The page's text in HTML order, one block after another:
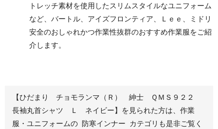
レディース作業着
ブルゾン
ジャンパー
秋冬長袖
シャツ
トレッチ素材を使用したスリムスタイルなユニフォーム
など、バートル、アイズフロンティア、Ｌｅｅ、ミドリ
安全のおしゃれかつ作業性抜群のおすすめ作業服をご紹
介します。
【ひだまり チョモランマ（Ｒ） 紳士 ＱＭＳ９２２
長袖丸首シャツ Ｌ ネイビー】を見られた方は、作業
服・ユニフォームの 防寒インナー カテゴリも是非ご覧く